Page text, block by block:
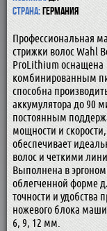
Страна:Германия
Профессиональная
стрижки волос Wahl
ProLithium оснащена
комбинированным
способна
аккумулятора до 90
постоянным
мощности и
обеспечивает
волос и четкими
Выполнена в
облегченной форме
точности и удобства
ножевого блока
6, 9, 12 мм.